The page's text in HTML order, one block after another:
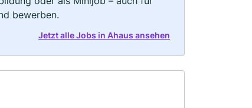
bewerben.
Jetzt alle Jobs in Ahaus ansehen